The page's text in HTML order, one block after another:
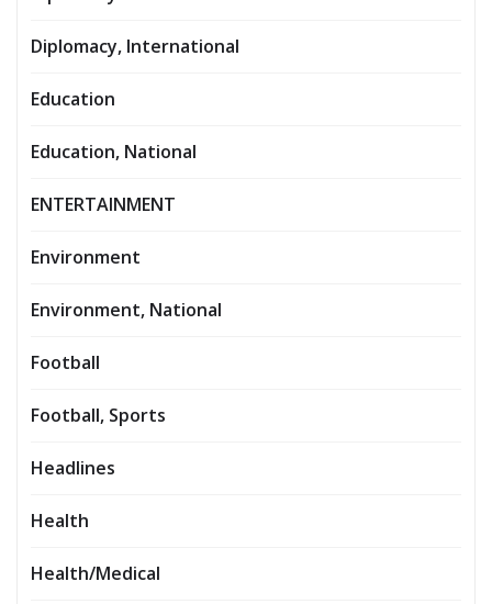
Diplomacy, International
Education
Education, National
ENTERTAINMENT
Environment
Environment, National
Football
Football, Sports
Headlines
Health
Health/Medical